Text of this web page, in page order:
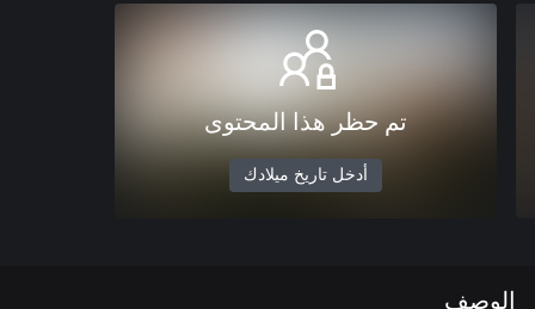
تم حظر هذا المحتوى
أدخل تاريخ ميلادك
الوصف